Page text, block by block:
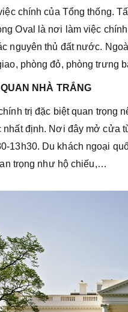
chính của Tổng thống.
Oval là nơi làm việc
nguyên thủ đất nước.
phòng đỏ, phòng trưng
NHÀ TRẮNG
trị đặc biệt quan trọng
nhất định. Nơi đây mở cửa
13h30. Du khách ngoại
trọng như hộ chiếu,…